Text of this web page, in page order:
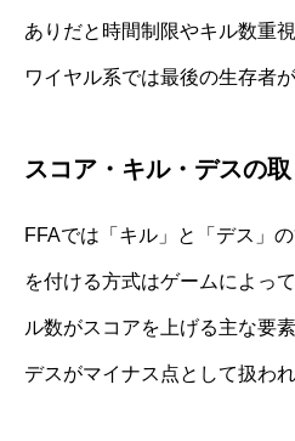
ありだと時間制限やキル数重
ワイヤル系では最後の生存者
スコア・キル・デスの
FFAでは「キル」と「デス」
を付ける方式はゲームによっ
ル数がスコアを上げる主な要
デスがマイナス点として扱わ